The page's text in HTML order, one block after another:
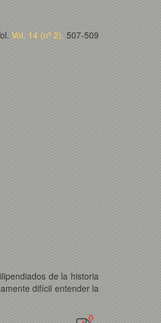
Vol. 14 (nº 2). 507-509
de la historia
difícil entender la